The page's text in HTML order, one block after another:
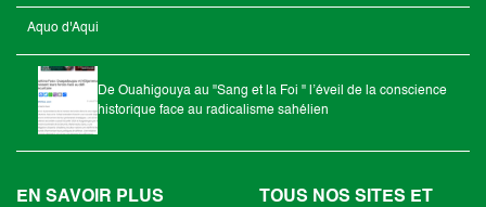
Aquo d'Aqui
De Ouahigouya au "Sang et la Foi " l’éveil de la conscience
historique face au radicalisme sahélien
EN SAVOIR PLUS
TOUS NOS SITES ET